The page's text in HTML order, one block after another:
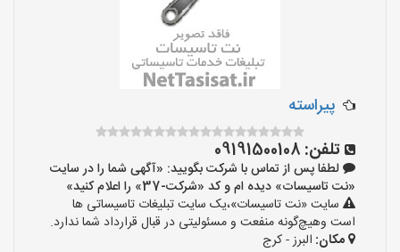
پیراسته
تلفن: 09191500108
لطفا پس از تماس با شرکت بگویید: «آگهی شما را در سایت
«نت تاسیسات» دیده ام و کد «شرکت-37» را اعلام کنید»
سایت «نت تاسیسات»،یک سایت تبلیغات تاسیساتی ها
است وهیچ‌گونه منفعت و مسئولیتی در قبال قرارداد شما ندارد.
مکان: البرز - کرج